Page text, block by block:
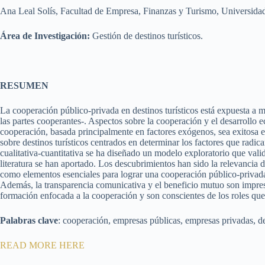
Ana Leal Solís, Facultad de Empresa, Finanzas y Turismo,
Área de Investigación: Gestión de destinos turísticos.
RESUMEN
La cooperación público-privada en destinos turísticos está expuesta a
las partes cooperantes-. Aspectos sobre la cooperación y el
cooperación, basada principalmente en factores exógenos, sea
sobre destinos turísticos centrados en determinar los factores que
cualitativa-cuantitativa se ha diseñado un modelo exploratorio que
literatura se han aportado. Los descubrimientos han sido la
como elementos esenciales para lograr una cooperación público-
Además, la transparencia comunicativa y el beneficio mutuo son
formación enfocada a la cooperación y son conscientes de los roles
Palabras clave: cooperación, empresas públicas, empresas privadas,
READ MORE HERE